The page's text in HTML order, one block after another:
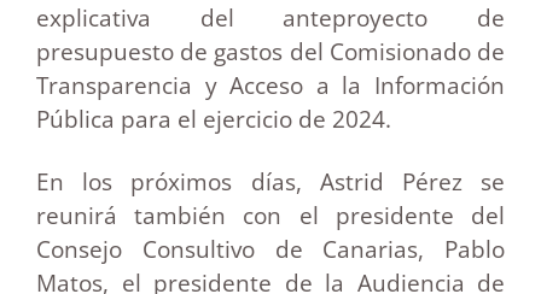
explicativa del anteproyecto de
presupuesto de gastos del Comisionado de
Transparencia y Acceso a la Información
Pública para el ejercicio de 2024.
En los próximos días, Astrid Pérez se
reunirá también con el presidente del
Consejo Consultivo de Canarias, Pablo
Matos, el presidente de la Audiencia de